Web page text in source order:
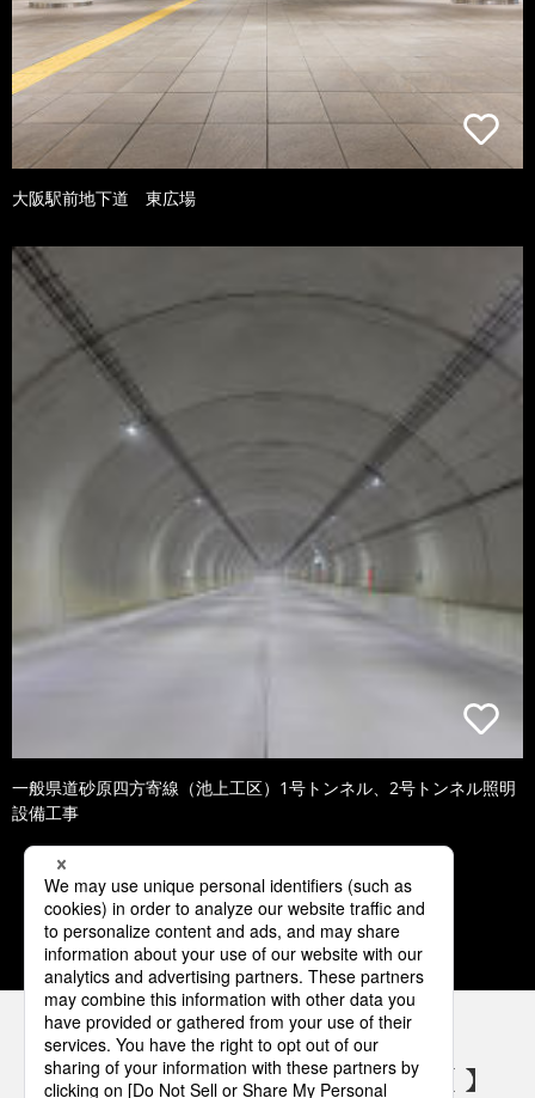
大阪駅前地下道 東広場
一般県道砂原四方寄線（池上工区）1号トンネル、2号トンネル照明
設備工事
1 2 3 4 5
パナソニックの電気設備 SNSアカウント